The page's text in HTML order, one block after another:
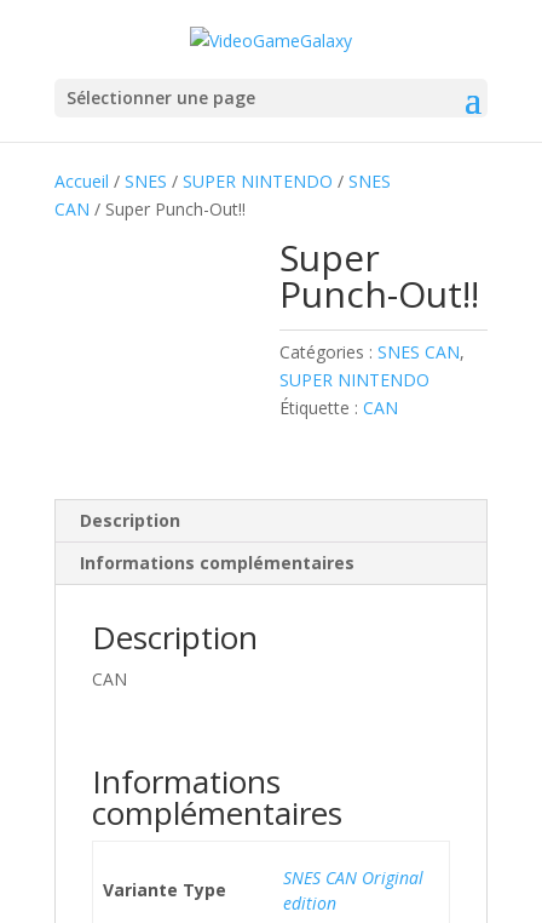
Sélectionner une page
Accueil / SNES / SUPER NINTENDO / SNES
CAN / Super Punch-Out!!
Super
Punch-Out!!
Catégories :SNES CAN,
SUPER NINTENDO
Étiquette :CAN
Description
Informations complémentaires
Description
CAN
Informations
complémentaires
Variante Type
SNES CAN Original
edition